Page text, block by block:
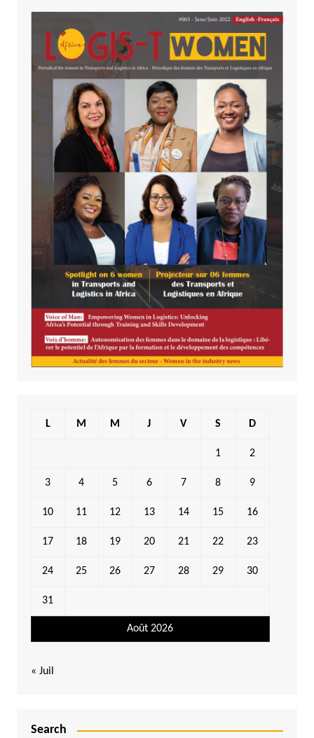
Août 2026
L M M J V S D
1 2
3 4 5 6 7 8 9
10 11 12 13 14 15 16
17 18 19 20 21 22 23
24 25 26 27 28 29 30
31
« Juil
Search